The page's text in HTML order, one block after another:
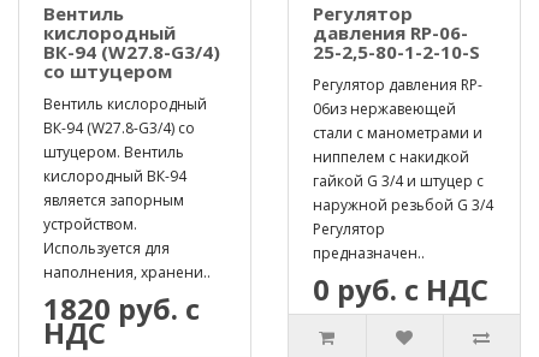
Вентиль
кислородный
ВК-94 (W27.8-G3/4)
со штуцером
Вентиль кислородный
ВК-94 (W27.8-G3/4) со
штуцером. Вентиль
кислородный ВК-94
является запорным
устройством.
Используется для
наполнения, хранени..
1820 руб. с
НДС
Регулятор
давления RP-06-
25-2,5-80-1-2-10-S
Регулятор давления RP-
06из нержавеющей
стали с манометрами и
ниппелем с накидкой
гайкой G 3/4 и штуцер с
наружной резьбой G 3/4
Регулятор
предназначен..
0 руб. с НДС